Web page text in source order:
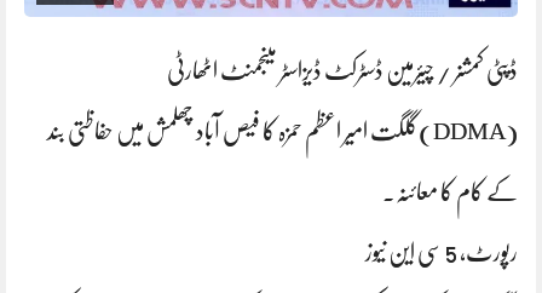
ڈپٹی کمشنر / چیئرمین ڈسٹرکٹ ڈیزاسٹر مینجمنٹ اٹھارٹی
(DDMA)گلگت امیر اعظم حمزہ کا فیص آباد چھلمش میں حفاظتی بند
کے کام کا معائنہ۔
رپورٹ، 5 سی این نیوز